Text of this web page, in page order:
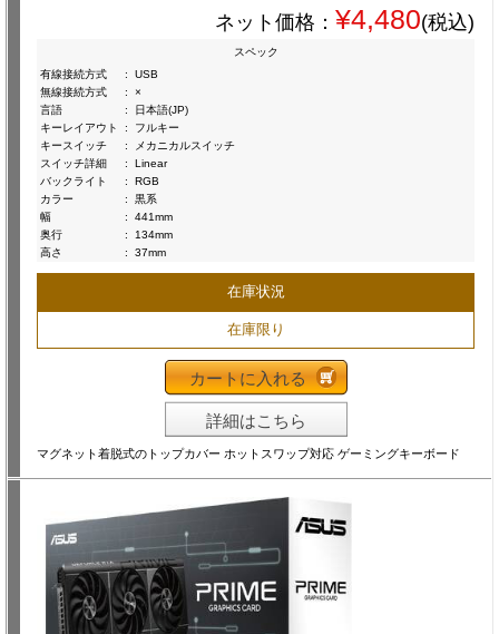
ネット価格： ¥4,480(税込)
スペック
有線接続方式
:
USB
無線接続方式
:
×
言語
:
日本語(JP)
キーレイアウト
:
フルキー
キースイッチ
:
メカニカルスイッチ
スイッチ詳細
:
Linear
バックライト
:
RGB
カラー
:
黒系
幅
:
441mm
奥行
:
134mm
高さ
: 37mm
在庫状況
在庫限り
カートに入れる
詳細はこちら
マグネット着脱式のトップカバー ホットスワップ対応 ゲーミングキーボード